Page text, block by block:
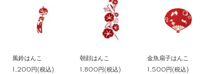
風鈴はんこ
1,200円(税込)
朝顔はんこ
1,800円(税込)
金魚扇子はんこ
1,500円(税込)